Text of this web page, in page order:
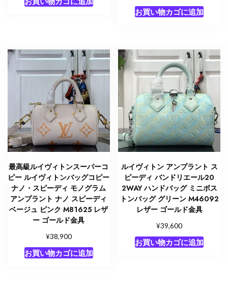
お買い物カゴに追加
最高級ルイヴィトンスーパーコ
ピー ルイヴィトンバッグコピー
ナノ・スピーディ モノグラム
アンプラント ナノ スピーディ
ベージュ ピンク M81625 レザ
ー ゴールド金具
¥38,900
お買い物カゴに追加
ルイヴィトン アンプラント ス
ピーディ バンドリエール20
2WAY ハンドバッグ ミニボス
トンバッグ グリーン M46092
レザー ゴールド金具
¥39,600
お買い物カゴに追加